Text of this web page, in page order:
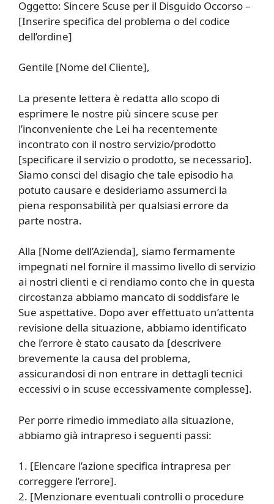
Oggetto: Sincere Scuse per il Disguido Occorso –
[Inserire specifica del problema o del codice
dell’ordine]
Gentile [Nome del Cliente],
La presente lettera è redatta allo scopo di
esprimere le nostre più sincere scuse per
l’inconveniente che Lei ha recentemente
incontrato con il nostro servizio/prodotto
[specificare il servizio o prodotto, se necessario].
Siamo consci del disagio che tale episodio ha
potuto causare e desideriamo assumerci la
piena responsabilità per qualsiasi errore da
parte nostra.
Alla [Nome dell’Azienda], siamo fermamente
impegnati nel fornire il massimo livello di servizio
ai nostri clienti e ci rendiamo conto che in questa
circostanza abbiamo mancato di soddisfare le
Sue aspettative. Dopo aver effettuato un’attenta
revisione della situazione, abbiamo identificato
che l’errore è stato causato da [descrivere
brevemente la causa del problema,
assicurandosi di non entrare in dettagli tecnici
eccessivi o in scuse eccessivamente complesse].
Per porre rimedio immediato alla situazione,
abbiamo già intrapreso i seguenti passi:
1. [Elencare l’azione specifica intrapresa per
correggere l’errore].
2. [Menzionare eventuali controlli o procedure